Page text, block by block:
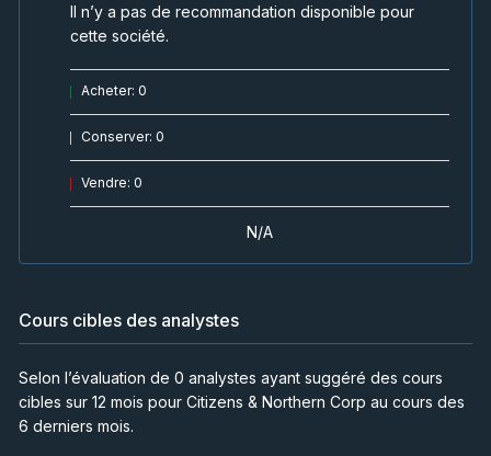
Il n’y a pas de recommandation disponible pour
cette société.
Acheter: 0
Conserver: 0
Vendre: 0
N/A
Cours cibles des analystes
Selon l’évaluation de 0 analystes ayant suggéré des cours
cibles sur 12 mois pour Citizens & Northern Corp au cours des
6 derniers mois.